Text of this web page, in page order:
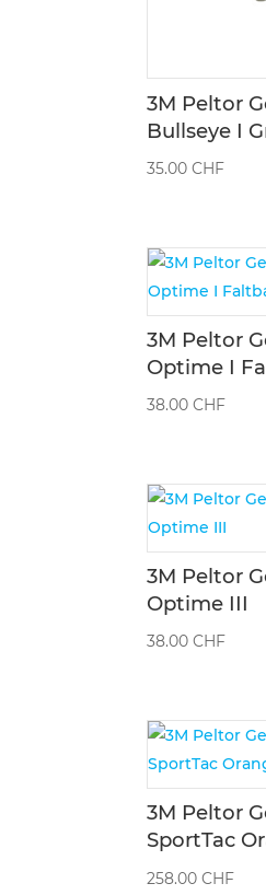
3M Peltor
Bullseye I
35.00CHF
3M Peltor
Optime I
38.00CHF
3M Peltor
Optime III
38.00CHF
3M Peltor
SportTac
258.00CHF